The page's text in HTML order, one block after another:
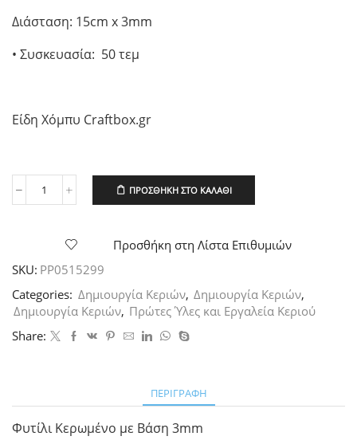
Διάσταση: 15cm x 3mm
• Συσκευασία: 50 τεμ
Είδη Χόμπυ Craftbox.gr
Φυτίλι
Βάση
50τεμ.
ποσότητα
ΠΡΟΣΘΉΚΗ ΣΤΟ ΚΑΛΆΘΙ
Προσθήκη στη Λίστα Επιθυμιών
SKU: PP0515299
Categories: Δημιουργία Κεριών, Δημιουργία Κεριών,
Δημιουργία Κεριών, Πρώτες Ύλες και Εργαλεία Κεριού
Share:
ΠΕΡΙΓΡΑΦΉ
Φυτίλι Kερωμένο με Βάση 3mm